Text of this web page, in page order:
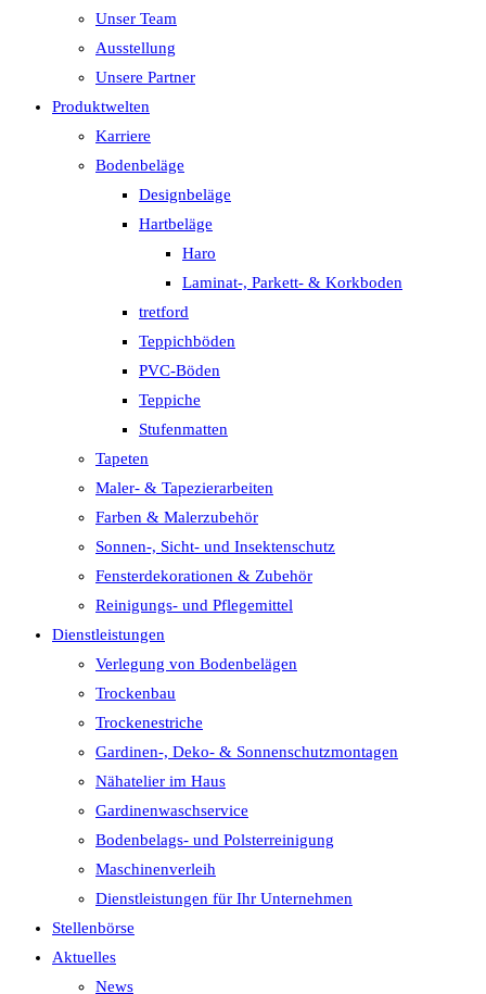
Unser Team
Ausstellung
Unsere Partner
Produktwelten
Karriere
Bodenbeläge
Designbeläge
Hartbeläge
Haro
Laminat-, Parkett- & Korkboden
tretford
Teppichböden
PVC-Böden
Teppiche
Stufenmatten
Tapeten
Maler- & Tapezierarbeiten
Farben & Malerzubehör
Sonnen-, Sicht- und Insektenschutz
Fensterdekorationen & Zubehör
Reinigungs- und Pflegemittel
Dienstleistungen
Verlegung von Bodenbelägen
Trockenbau
Trockenestriche
Gardinen-, Deko- & Sonnenschutzmontagen
Nähatelier im Haus
Gardinenwaschservice
Bodenbelags- und Polsterreinigung
Maschinenverleih
Dienstleistungen für Ihr Unternehmen
Stellenbörse
Aktuelles
News